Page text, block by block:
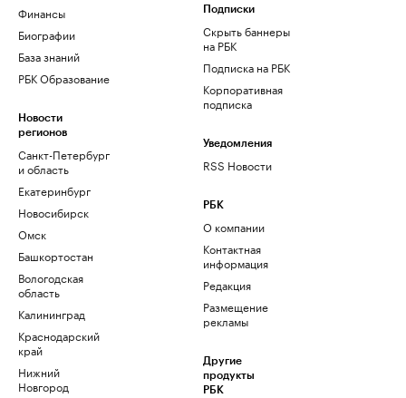
Финансы
Биографии
База знаний
РБК Образование
Новости
регионов
Санкт-Петербург
и область
Екатеринбург
Новосибирск
Омск
Башкортостан
Вологодская
область
Калининград
Краснодарский
край
Нижний
Новгород
Подписки
Скрыть баннеры
на РБК
Подписка на РБК
Корпоративная
подписка
Уведомления
RSS Новости
РБК
О компании
Контактная
информация
Редакция
Размещение
рекламы
Другие
продукты
РБК